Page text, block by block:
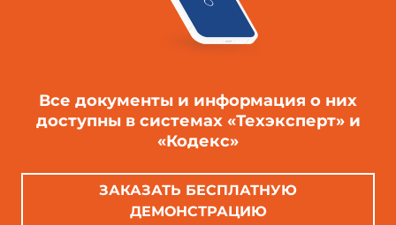
Все документы и информация о них
доступны в системах «Техэксперт» и
«Кодекс»
ЗАКАЗАТЬ БЕСПЛАТНУЮ
ДЕМОНСТРАЦИЮ